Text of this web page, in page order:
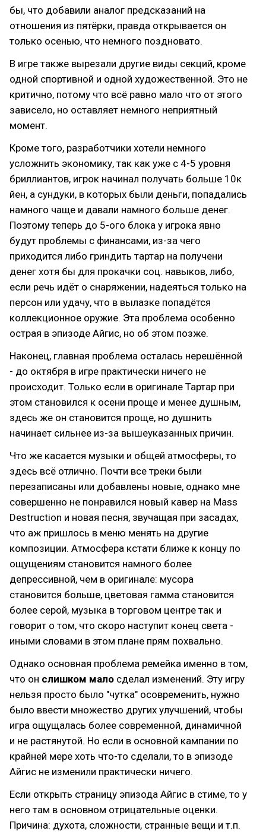
бы, что добавили аналог предсказаний на
отношения из пятёрки, правда открывается он
только осенью, что немного поздновато.
В игре также вырезали другие виды секций, кроме
одной спортивной и одной художественной. Это не
критично, потому что всё равно мало что от этого
зависело, но оставляет немного неприятный
момент.
Кроме того, разработчики хотели немного
усложнить экономику, так как уже с 4-5 уровня
бриллиантов, игрок начинал получать больше 10к
йен, а сундуки, в которых были деньги, попадались
намного чаще и давали намного больше денег.
Поэтому теперь до 5-ого блока у игрока явно
будут проблемы с финансами, из-за чего
приходится либо гриндить тартар на получени
денег хотя бы для прокачки соц. навыков, либо,
если речь идёт о снаряжении, надеяться только на
персон или удачу, что в вылазке попадётся
коллекционное оружие. Эта проблема особенно
острая в эпизоде Айгис, но об этом позже.
Наконец, главная проблема осталась нерешённой
- до октября в игре практически ничего не
происходит. Только если в оригинале Тартар при
этом становился к осени проще и менее душным,
здесь же он становится проще, но душнить
начинает сильнее из-за вышеуказанных причин.
Что же касается музыки и общей атмосферы, то
здесь всё отлично. Почти все треки были
перезаписаны или добавлены новые, однако мне
совершенно не понравился новый кавер на Mass
Destruction и новая песня, звучащая при засадах,
что аж пришлось в меню менять на другие
композиции. Атмосфера кстати ближе к концу по
ощущениям становится намного более
депрессивной, чем в оригинале: мусора
становится больше, цветовая гамма становится
более серой, музыка в торговом центре так и
говорит о том, что скоро наступит конец света -
иными словами в этом плане прям похвально.
Однако основная проблема ремейка именно в том,
что он слишком мало сделал изменений. Эту игру
нельзя просто было "чутка" осовременить, нужно
было ввести множество других улучшений, чтобы
игра ощущалась более современной, динамичной
и не растянутой. Но если в основной кампании по
крайней мере хоть что-то сделали, то в эпизоде
Айгис не изменили практически ничего.
Если открыть страницу эпизода Айгис в стиме, то у
него там в основном отрицательные оценки.
Причина: духота, сложности, странные вещи и т.п.